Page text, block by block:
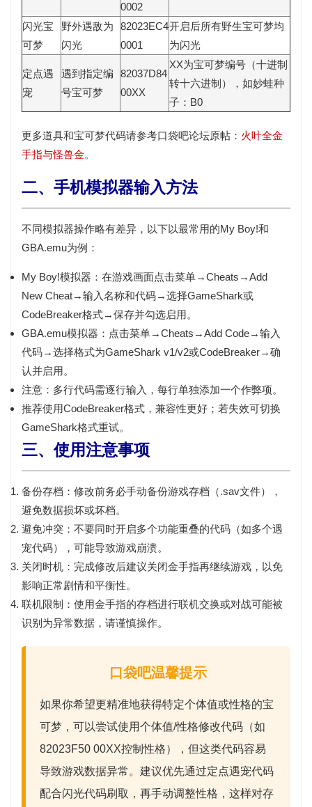
0002
闪光宝
可梦
野外遇敌为
闪光
82023EC4
0001
开启后所有野生宝可梦均
为闪光
定点遇
宠
遇到指定编
号宝可梦
82037D84
00XX
XX为宝可梦编号（十进制
转十六进制），如妙蛙种
子：B0
更多道具和宝可梦代码请参考口袋吧论坛原帖： 火叶全金
手指与怪兽金。
二、手机模拟器输入方法
不同模拟器操作略有差异，以下以最常用的My Boy!和
GBA.emu为例：
My Boy!模拟器： 在游戏画面点击菜单→Cheats→Add
New Cheat→输入名称和代码→选择GameShark或
CodeBreaker格式→保存并勾选启用。
GBA.emu模拟器： 点击菜单→Cheats→Add Code→输入
代码→选择格式为GameShark v1/v2或CodeBreaker→确
认并启用。
注意： 多行代码需逐行输入，每行单独添加一个作弊项。
推荐使用CodeBreaker格式 ，兼容性更好；若失效可切换
GameShark格式重试。
三、使用注意事项
备份存档： 修改前务必手动备份游戏存档（.sav文件），
避免数据损坏或坏档。
避免冲突： 不要同时开启多个功能重叠的代码（如多个遇
宠代码），可能导致游戏崩溃。
关闭时机： 完成修改后建议关闭金手指再继续游戏，以免
影响正常剧情和平衡性。
联机限制： 使用金手指的存档进行联机交换或对战可能被
识别为异常数据，请谨慎操作。
口袋吧温馨提示
如果你希望更精准地获得特定个体值或性格的宝
可梦，可以尝试使用个体值/性格修改代码 （如
82023F50 00XX控制性格），但这类代码容易
导致游戏数据异常。建议优先通过定点遇宠代码
配合闪光代码刷取，再手动调整性格，这样对存